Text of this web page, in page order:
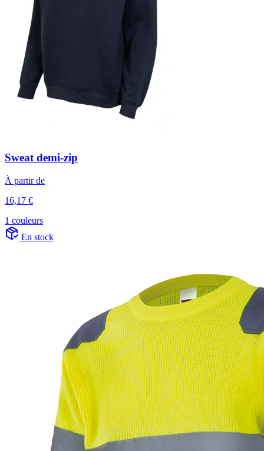
Sweat demi-zip
À partir de
16,17 €
1 couleurs
En stock